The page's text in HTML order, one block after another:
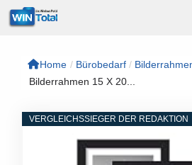
Zum
Inhalt
Home / Bürobedarf /
Bilderrahmen 15 X 20...
VERGLEICHSSIEGER DER REDAKTION